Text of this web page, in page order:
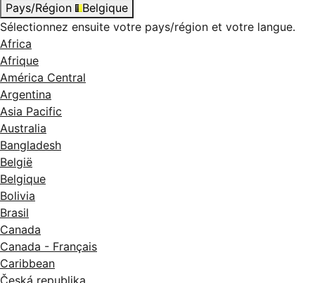
Pays/Région
Belgique
Sélectionnez ensuite votre pays/région et votre langue.
Africa
Afrique
América Central
Argentina
Asia Pacific
Australia
Bangladesh
België
Belgique
Bolivia
Brasil
Canada
Canada - Français
Caribbean
Česká republika